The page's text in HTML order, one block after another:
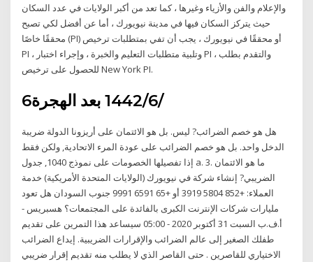
والإعلام والفن والأزياء وغيرها ، كما تعد من أكبر الولايات في عدد السكان
حيث يتركز السكان فيها في مدينة نيويورك ، أما عن أفضل لكي تصبح
محققًا خاصًا (PI) أو محققًا في نيويورك ، يجب أن تفي بمتطلبات ترخيص
PI ، وتلبية متطلبات التعليم والخبرة ، وإجراء اختبار PI ، والتقدم بطلب
للحصول على ترخيص New York PI.
6‏‏/6‏‏/1442 بعد الهجرة
هل هو خصم الضرائب? ليس. بل هو الائتمان على أريزونا الدولة ضريبة
الدخل واحد. بل هو خصم الضرائب على عودة المرء الاتحادية, ولكن فقط
إذا تفصيلها الخصومات على نموذج 1040, جدول a. 3. ما هو الائتمان
الضريبي? إنشاء شركة في نيويورك (الولايات المتحدة الأمريكية) خدمة
العملاء: +852 5804 3919 أو +65 6591 9991 جنوب السودان هل تعود
مليارات شركات الإنترنت الكبرى بالفائدة على المجتمعات؟ هسبريس -
أ.ف.ب السبت 31 أكتوبر 2020 - 05:00 سيساعد هذا التمرين على تقديم
طفلك الصغير إلى عالم الضرائب والإقرارات الضريبية. إيداع الضرائب
الاختياري للقاصرين . حتى القاصر الذي لا يطلب منه تقديم إقرار ضريبي